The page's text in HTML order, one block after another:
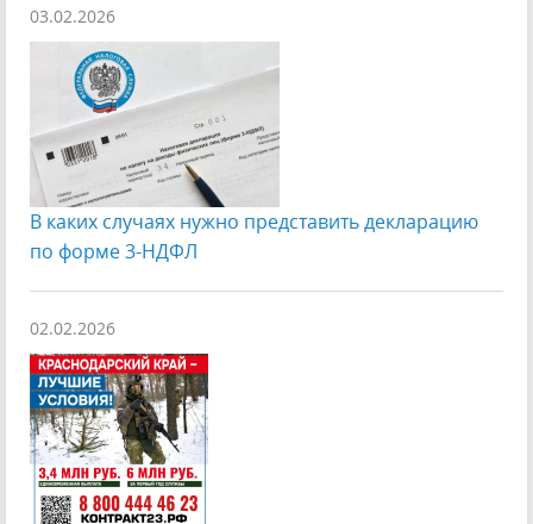
03.02.2026
В каких случаях нужно представить декларацию
по форме 3-НДФЛ
02.02.2026